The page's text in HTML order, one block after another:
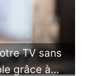
TV sans
grâce à…